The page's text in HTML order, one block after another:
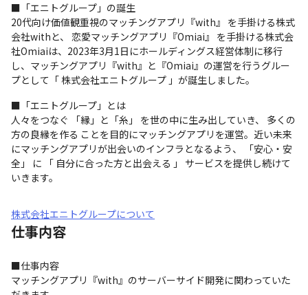
■「エニトグループ」の誕生
20代向け価値観重視のマッチングアプリ『with』 を手掛ける株式
会社withと、 恋愛マッチングアプリ『Omiai』 を手掛ける株式会
社Omiaiは、2023年3月1日にホールディングス経営体制に移行
し、マッチングアプリ『with』と『Omiai』の運営を行うグルー
プとして「 株式会社エニトグループ 」が誕生しました。
■「エニトグループ」とは
人々をつなぐ 「縁」と「糸」 を世の中に生み出していき、 多くの
方の良縁を作る ことを目的にマッチングアプリを運営。近い未来
にマッチングアプリが出会いのインフラとなるよう、 「安心・安
全」 に 「 自分に合った方と出会える 」 サービスを提供し続けて
いきます。
株式会社エニトグループについて
仕事内容
■仕事内容
マッチングアプリ『with』のサーバーサイド開発に関わっていた